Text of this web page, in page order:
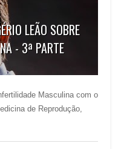
LEÃO SOBRE
- 3ª PARTE
Masculina com o
de Reprodução,